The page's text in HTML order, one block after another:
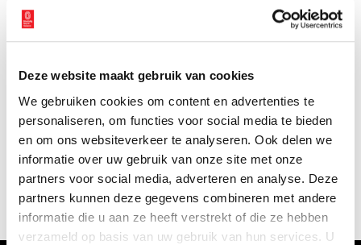
Deze website maakt gebruik van cookies
We gebruiken cookies om content en advertenties te
personaliseren, om functies voor social media te bieden
en om ons websiteverkeer te analyseren. Ook delen we
informatie over uw gebruik van onze site met onze
partners voor social media, adverteren en analyse. Deze
partners kunnen deze gegevens combineren met andere
informatie die u aan ze heeft verstrekt of die ze hebben
verzameld op basis van uw gebruik van hun services. U
Koningin Wilhelmina kocht in 1929 een groot doek van hem
aan van Blaricum in de sneeuw. Het grote schilderij werd
gehangen in Paleis Noordeinde in Den Haag. David Schulman
was een bekend en geliefd kunstenaar. In een
impressionistische stijl schilderde hij het Gooise landschap.